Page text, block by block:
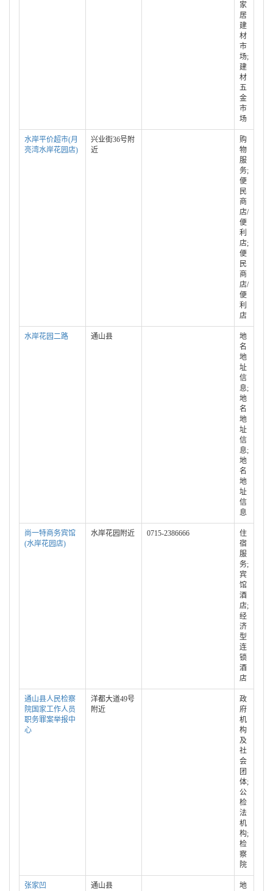
家
居
建
材
市
场;
建
材
五
金
市
场
水岸平价超市(月
亮湾水岸花园店)
兴业街36号附
近
购
物
服
务;
便
民
商
店/
便
利
店;
便
民
商
店/
便
利
店
水岸花园二路 通山县
地
名
地
址
信
息;
地
名
地
址
信
息;
地
名
地
址
信
息
尚一特商务宾馆
(水岸花园店)
水岸花园附近 0715-2386666
住
宿
服
务;
宾
馆
酒
店;
经
济
型
连
锁
酒
店
通山县人民检察
院国家工作人员
职务罪案举报中
心
洋都大道49号
附近
政
府
机
构
及
社
会
团
体;
公
检
法
机
构;
检
察
院
张家凹 通山县
地